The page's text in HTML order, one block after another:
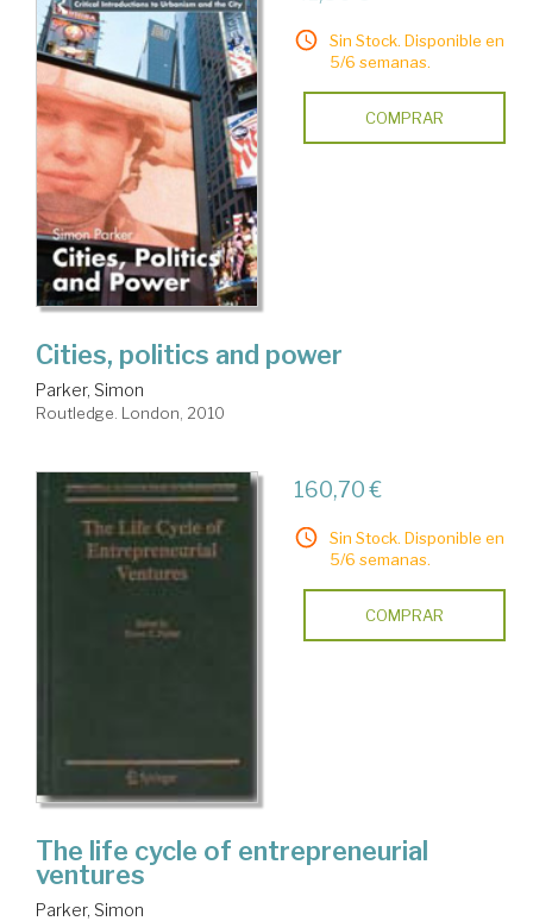
Sin Stock. Disponible en
5/6 semanas.
COMPRAR
Cities, politics and power
Parker, Simon
Routledge. London, 2010
160,70 €
Sin Stock. Disponible en
5/6 semanas.
COMPRAR
The life cycle of entrepreneurial
ventures
Parker, Simon